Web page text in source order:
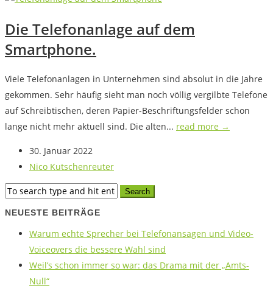
Die Telefonanlage auf dem
Smartphone.
Viele Telefonanlagen in Unternehmen sind absolut in die Jahre
gekommen. Sehr häufig sieht man noch völlig vergilbte Telefone
auf Schreibtischen, deren Papier-Beschriftungsfelder schon
lange nicht mehr aktuell sind. Die alten... read more →
30. Januar 2022
Nico Kutschenreuter
NEUESTE BEITRÄGE
Warum echte Sprecher bei Telefonansagen und Video-
Voiceovers die bessere Wahl sind
Weil’s schon immer so war: das Drama mit der „Amts-
Null“